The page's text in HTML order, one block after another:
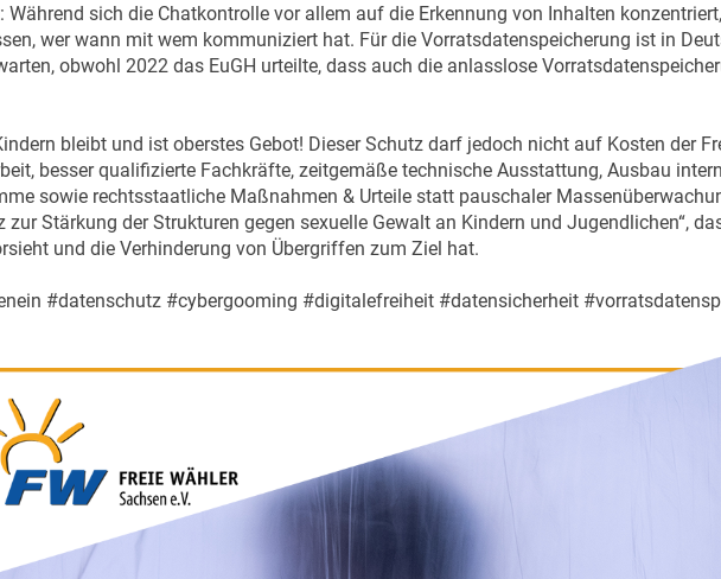
sich die Chatkontrolle vor allem auf die Erkennung von Inhalten
wer wann mit wem kommuniziert hat. Für die Vorratsdatenspeicherung ist in
obwohl 2022 das EuGH urteilte, dass auch die anlasslose
bleibt und ist oberstes Gebot! Dieser Schutz darf jedoch nicht auf Kosten der
besser qualifizierte Fachkräfte, zeitgemäße technische Ausstattung, Ausbau
sowie rechtsstaatliche Maßnahmen & Urteile statt pauschaler
zur Stärkung der Strukturen gegen sexuelle Gewalt an Kindern und Jugendlichen“,
und die Verhinderung von Übergriffen zum Ziel hat.
#datenschutz #cybergooming #digitalefreiheit #datensicherheit